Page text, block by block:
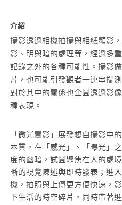
介紹
攝影透過相機拍攝與相紙顯影
影、明與暗的處理等，經過多
記錄之外的各種可能性。攝影
片，也可能引發觀者一連串揣
對於其中的關係也企圖透過影
種表現。
「微光闇影」展發想自攝影中
本質，在「感光」、「曝光」
度的幽暗，試圖聚焦在人的處
晰的視覺陳述與即時發表；進
機，拍照與上傳更方便快速，
下生活的時空碎片，同時帶著